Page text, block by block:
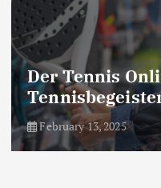
Der Tennis
February 13, 2025